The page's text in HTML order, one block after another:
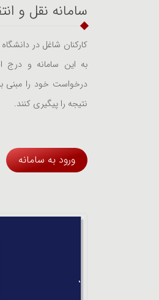
سامانه نقل و
کارکنان شاغل در
به این سامانه و درج
درخواست خود را مبنی
نتیجه را پیگیری کنند.
ورود به سامانه